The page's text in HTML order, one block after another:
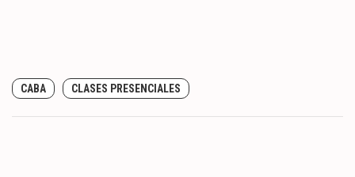
CABA CLASES PRESENCIALES